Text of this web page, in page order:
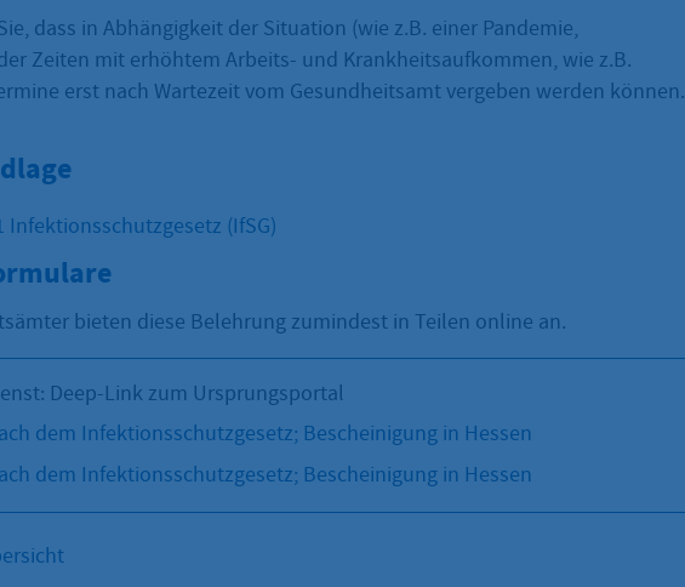
dass in Abhängigkeit der Situation (wie z.B. einer Pandemie,
Zeiten mit erhöhtem Arbeits- und Krankheitsaufkommen, wie z.B.
erst nach Wartezeit vom Gesundheitsamt vergeben werden können.
Infektionsschutzgesetz (IfSG)
bieten diese Belehrung zumindest in Teilen online an.
Deep-Link zum Ursprungsportal
dem Infektionsschutzgesetz; Bescheinigung in Hessen
dem Infektionsschutzgesetz; Bescheinigung in Hessen